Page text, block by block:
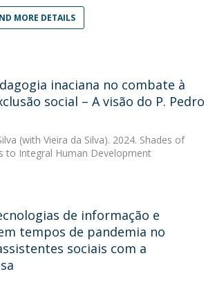
MORE DETAILS
inaciana no combate à
social – A visão do P. Pedro
(with Vieira da Silva). 2024. Shades of
to Integral Human Development
de informação e
tempos de pandemia no
sociais com a